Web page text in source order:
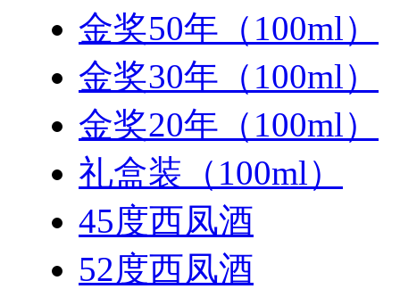
金奖50年（100ml）
金奖30年（100ml）
金奖20年（100ml）
礼盒装（100ml）
45度西凤酒
52度西凤酒